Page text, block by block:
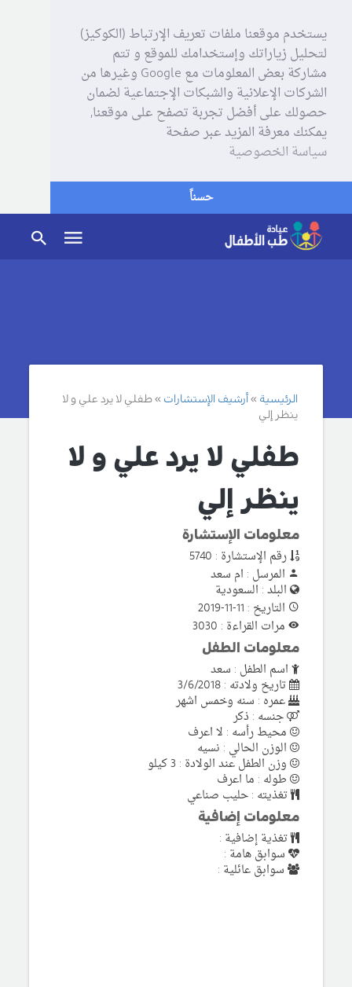
يستخدم موقعنا ملفات تعريف الإرتباط (الكوكيز)
لتحليل زياراتك وإستخدامك للموقع و تتم
مشاركة بعض المعلومات مع Google وغيرها من
الشركات الإعلانية والشبكات الإجتماعية لضمان
حصولك على أفضل تجربة تصفح على موقعنا,
يمكنك معرفة المزيد عبر صفحة
سياسة الخصوصية
حسناً
الرئيسية أرشيف الإستشارات
طفلي لا يرد علي و لا
ينظر إلي
طفلي لا يرد علي و لا
ينظر إلي
معلومات الإستشارة
رقم الإستشارة : 5740
المرسل : ام سعد
البلد : السعودية
التاريخ : 11-11-2019
مرات القراءة : 3030
معلومات الطفل
اسم الطفل : سعد
تاريخ ولادته : 3/6/2018
عمره : سنه وخمس اشهر
جنسه : ذكر
محيط رأسه : لا اعرف
الوزن الحالي : نسيه
وزن الطفل عند الولادة : 3 كيلو
طوله : ما اعرف
تغذيته : حليب صناعي
معلومات إضافية
تغذية إضافية :
سوابق هامة :
سوابق عائلية :